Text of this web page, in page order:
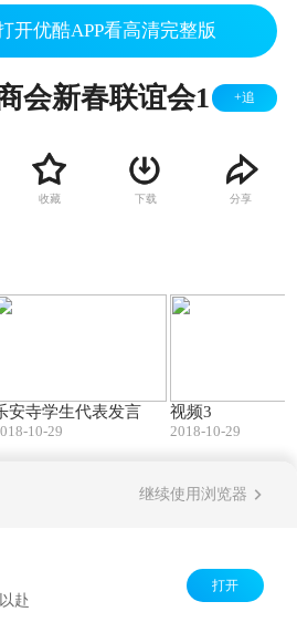
开优酷APP看高清完整版
会新春联谊会1 +追
收藏 下载 分享
安寺学生代表发言
10-29
视频3
2018-10-29
继续使用浏览器
赴
打开